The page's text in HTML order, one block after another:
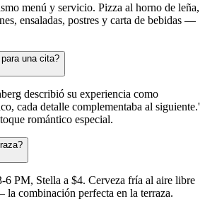
menú y servicio. Pizza al horno de leña,
ensaladas, postres y carta de bebidas —
una cita?
describió su experiencia como
cada detalle complementaba al siguiente.'
romántico especial.
6 PM, Stella a $4. Cerveza fría al aire libre
la combinación perfecta en la terraza.